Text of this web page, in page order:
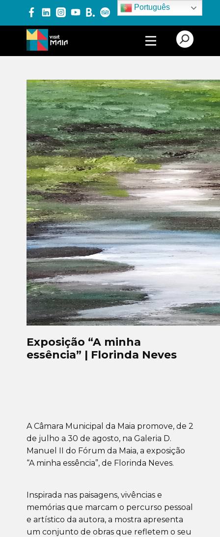
Português
PRODUTOS E SERVIÇOS
EXPERIÊNCIAS
EVENTOS
BLOG
Exposição “A minha
essência” | Florinda Neves
A Câmara Municipal da Maia promove, de 2
de julho a 30 de agosto, na Galeria D.
Manuel II do Fórum da Maia, a exposição
“A minha essência”, de Florinda Neves.
Inspirada nas paisagens, vivências e
memórias que marcam o percurso pessoal
e artístico da autora, a mostra apresenta
um conjunto de obras que refletem o seu